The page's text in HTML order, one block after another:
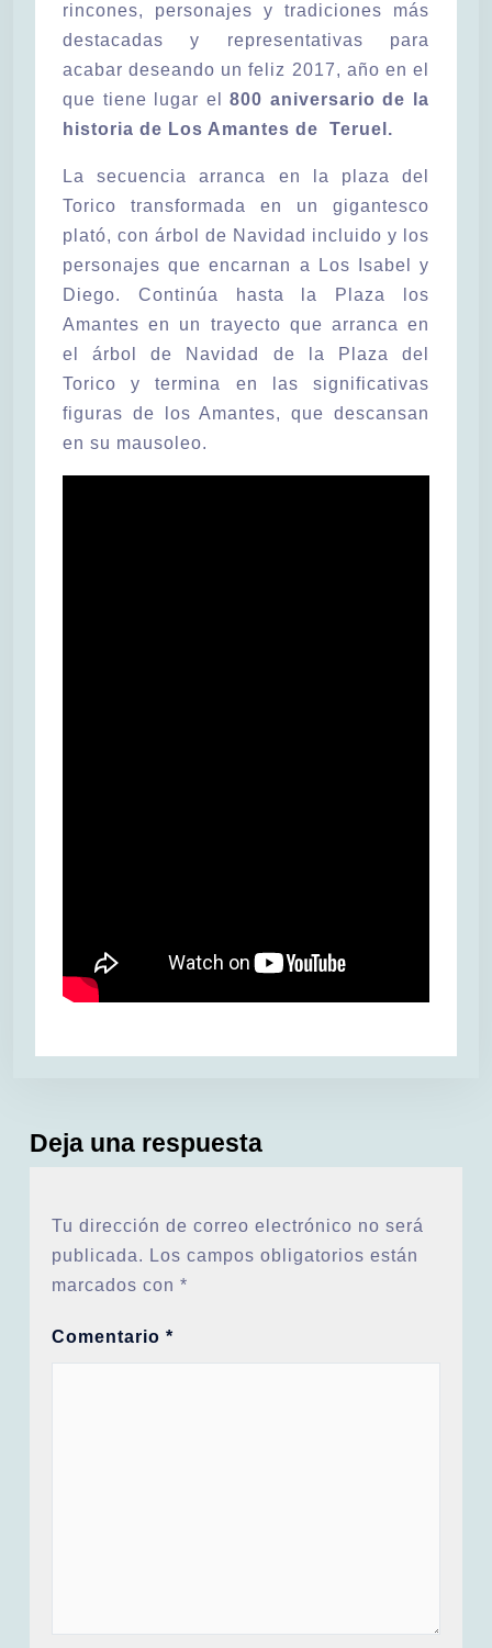
rincones, personajes y tradiciones más
destacadas y representativas para
acabar deseando un feliz 2017, año en el
que tiene lugar el800 aniversario de la
historia de Los Amantes de Teruel.
La secuencia arranca en la plaza del
Torico transformada en un gigantesco
plató, con árbol de Navidad incluido y los
personajes que encarnan a Los Isabel y
Diego. Continúa hasta la Plaza los
Amantes en un trayecto que arranca en
el árbol de Navidad de la Plaza del
Torico y termina en las significativas
figuras de los Amantes, que descansan
en su mausoleo.
Deja una respuesta
Tu dirección de correo electrónico no será
publicada. Los campos obligatorios están
marcados con *
Comentario *